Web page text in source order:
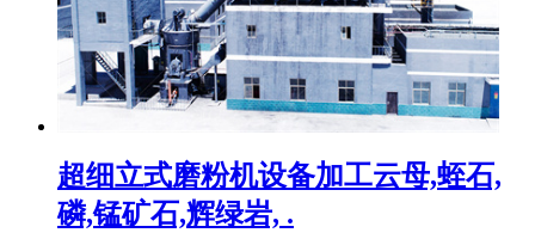
超细立式磨粉机设备加工云母,蛭石,
磷,锰矿石,辉绿岩, .